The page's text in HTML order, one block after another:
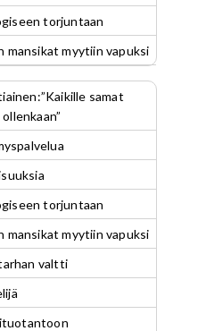
torjuntaan
mansikat myytiin vapuksi
samat
torjuntaan
mansikat myytiin vapuksi
valtti